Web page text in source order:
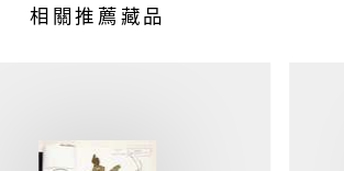
相關推薦藏品